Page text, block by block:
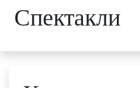
Спектакли